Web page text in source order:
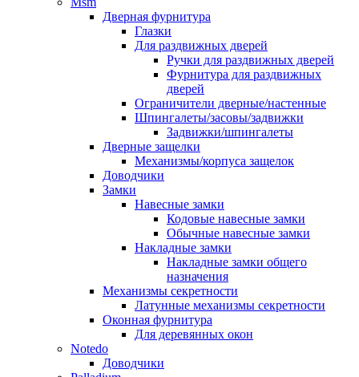
Дверная фурнитура
Глазки
Для раздвижных дверей
Ручки для раздвижных дверей
Фурнитура для раздвижных
дверей
Ограничители дверные/настенные
Шпингалеты/засовы/задвижки
Задвижки/шпингалеты
Дверные защелки
Механизмы/корпуса защелок
Доводчики
Замки
Навесные замки
Кодовые навесные замки
Обычные навесные замки
Накладные замки
Накладные замки общего
назначения
Механизмы секретности
Латунные механизмы секретности
Оконная фурнитура
Для деревянных окон
Notedo
Доводчики